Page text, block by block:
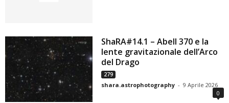
ShaRA#14.1 – Abell 370 e la
lente gravitazionale dell’Arco
del Drago
279
shara.astrophotography - 9 Aprile 2026
0